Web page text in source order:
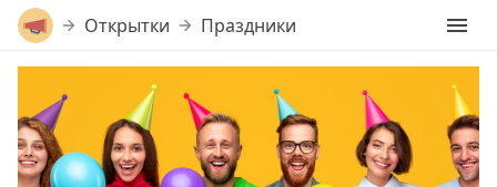
Открытки Праздники